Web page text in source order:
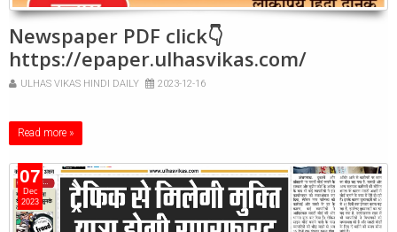
Newspaper PDF click👇
https://epaper.ulhasvikas.com/
ULHAS VIKAS HINDI DAILY 2023-12-16
Read more »
07
Dec
2023